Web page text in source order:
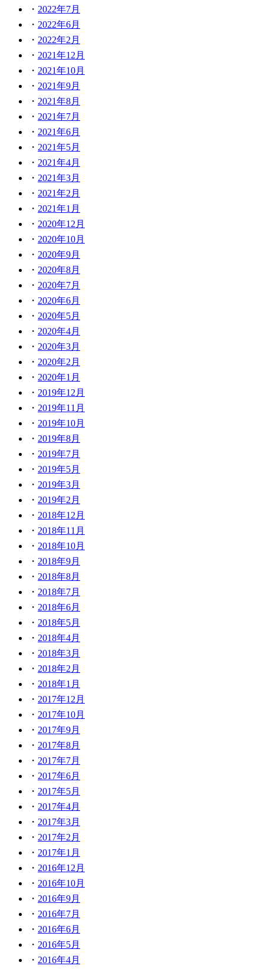
2022年7月
2022年6月
2022年2月
2021年12月
2021年10月
2021年9月
2021年8月
2021年7月
2021年6月
2021年5月
2021年4月
2021年3月
2021年2月
2021年1月
2020年12月
2020年10月
2020年9月
2020年8月
2020年7月
2020年6月
2020年5月
2020年4月
2020年3月
2020年2月
2020年1月
2019年12月
2019年11月
2019年10月
2019年8月
2019年7月
2019年5月
2019年3月
2019年2月
2018年12月
2018年11月
2018年10月
2018年9月
2018年8月
2018年7月
2018年6月
2018年5月
2018年4月
2018年3月
2018年2月
2018年1月
2017年12月
2017年10月
2017年9月
2017年8月
2017年7月
2017年6月
2017年5月
2017年4月
2017年3月
2017年2月
2017年1月
2016年12月
2016年10月
2016年9月
2016年7月
2016年6月
2016年5月
2016年4月